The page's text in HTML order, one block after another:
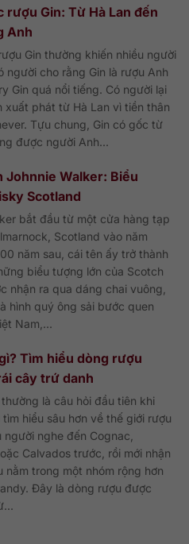
rượu Gin: Từ Hà Lan đến
Anh
Gin thường khiến nhiều người
người cho rằng Gin là rượu Anh
Gin quá nổi tiếng. Có người lại
xuất phát từ Hà Lan vì tiền thân
Tựu chung, Gin có gốc từ
được người Anh...
Johnnie Walker: Biểu
Scotland
bắt đầu từ một cửa hàng tạp
Scotland vào năm
năm sau, cái tên ấy trở thành
biểu tượng lớn của Scotch
nhận ra qua dáng chai vuông,
hình quý ông sải bước quen
Nam,...
Tìm hiểu dòng rượu
cây trứ danh
là câu hỏi đầu tiên khi
hiểu sâu hơn về thế giới rượu
người nghe đến Cognac,
Calvados trước, rồi mới nhận
nằm trong một nhóm rộng hơn
Đây là dòng rượu được